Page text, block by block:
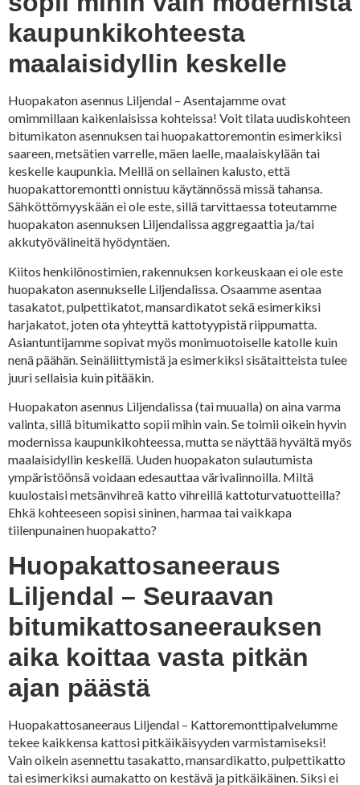
kaupunkikohteesta
maalaisidyllin keskelle
Huopakaton asennus Liljendal – Asentajamme ovat
omimmillaan kaikenlaisissa kohteissa! Voit tilata uudiskohteen
bitumikaton asennuksen tai huopakattoremontin esimerkiksi
saareen, metsätien varrelle, mäen laelle, maalaiskylään tai
keskelle kaupunkia. Meillä on sellainen kalusto, että
huopakattoremontti onnistuu käytännössä missä tahansa.
Sähköttömyyskään ei ole este, sillä tarvittaessa toteutamme
huopakaton asennuksen Liljendalissa aggregaattia ja/tai
akkutyövälineitä hyödyntäen.
Kiitos henkilönostimien, rakennuksen korkeuskaan ei ole este
huopakaton asennukselle Liljendalissa. Osaamme asentaa
tasakatot, pulpettikatot, mansardikatot sekä esimerkiksi
harjakatot, joten ota yhteyttä kattotyypistä riippumatta.
Asiantuntijamme sopivat myös monimuotoiselle katolle kuin
nenä päähän. Seinäliittymistä ja esimerkiksi sisätaitteista tulee
juuri sellaisia kuin pitääkin.
Huopakaton asennus Liljendalissa (tai muualla) on aina varma
valinta, sillä bitumikatto sopii mihin vain. Se toimii oikein hyvin
modernissa kaupunkikohteessa, mutta se näyttää hyvältä myös
maalaisidyllin keskellä. Uuden huopakaton sulautumista
ympäristöönsä voidaan edesauttaa värivalinnoilla. Miltä
kuulostaisi metsänvihreä katto vihreillä kattoturvatuotteilla?
Ehkä kohteeseen sopisi sininen, harmaa tai vaikkapa
tiilenpunainen huopakatto?
Huopakattosaneeraus
Liljendal – Seuraavan
bitumikattosaneerauksen
aika koittaa vasta pitkän
ajan päästä
Huopakattosaneeraus Liljendal – Kattoremonttipalvelumme
tekee kaikkensa kattosi pitkäikäisyyden varmistamiseksi!
Vain oikein asennettu tasakatto, mansardikatto, pulpettikatto
tai esimerkiksi aumakatto on kestävä ja pitkäikäinen. Siksi ei